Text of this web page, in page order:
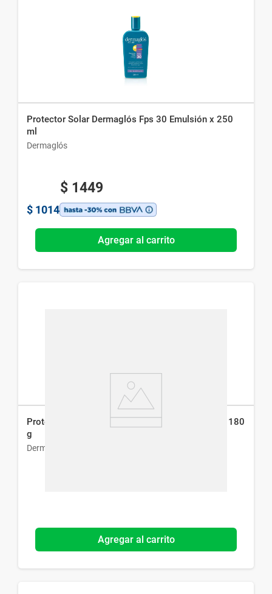
Protector Solar Dermaglós Fps 30 Emulsión x 250
ml
Dermaglós
$ 1449
$ 1014
Agregar al carrito
Protector Solar Dermaglós Efecto Seco Fps 30 x 180
g
Dermaglós
Agregar al carrito